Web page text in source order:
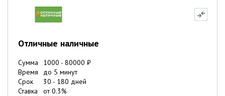
Отличные наличные
Сумма 1000 - 80000 ₽
Время
до 5 минут
Срок
30 - 180 дней
Ставка
от0.3%